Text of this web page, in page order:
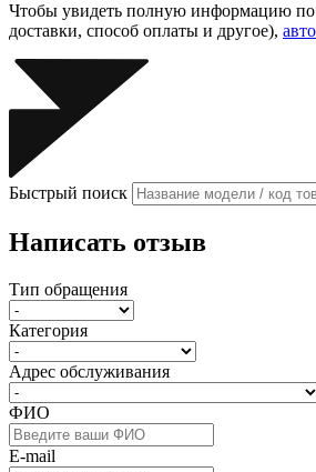
Чтобы увидеть полную информацию по
доставки, способ оплаты и другое),
Быстрый поиск
Написать отзыв
Тип обращения
Категория
Адрес обслуживания
ФИО
E-mail